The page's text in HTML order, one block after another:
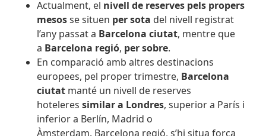
Actualment, el nivell de reserves pels propers
mesosse situen per sota del nivell registrat
l’any passat a Barcelona ciutat, mentre que
a Barcelona regió, per sobre.
En comparació amb altres destinacions
europees, pel proper trimestre, Barcelona
ciutat manté un nivell de reserves
hoteleressimilar a Londres, superior a París i
inferior a Berlín, Madrid o
Àmsterdam. Barcelona regió, s’hi situa força